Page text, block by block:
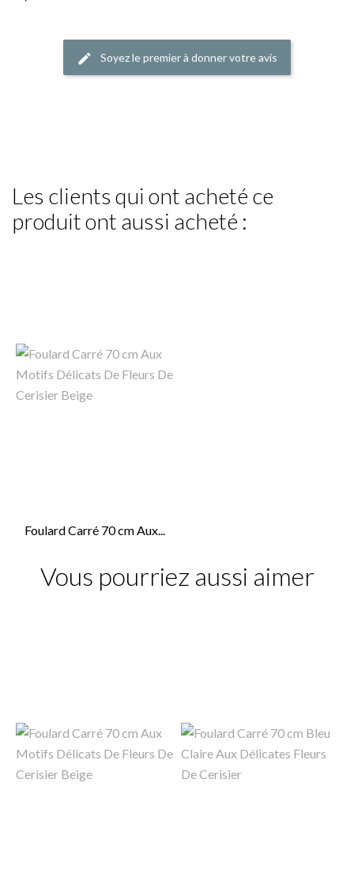
Soyez le premier à donner votre avis
Les clients qui ont acheté ce
produit ont aussi acheté :
Foulard Carré 70 cm Aux...
Vous pourriez aussi aimer